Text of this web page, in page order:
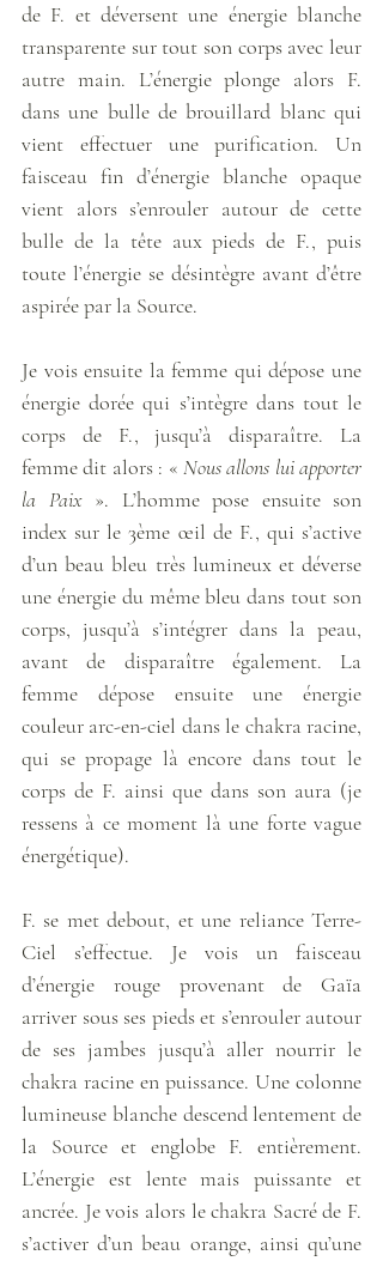
de F. et déversent une énergie blanche
transparente sur tout son corps avec leur
autre main. L’énergie plonge alors F.
dans une bulle de brouillard blanc qui
vient effectuer une purification. Un
faisceau fin d’énergie blanche opaque
vient alors s’enrouler autour de cette
bulle de la tête aux pieds de F., puis
toute l’énergie se désintègre avant d’être
aspirée par la Source.
Je vois ensuite la femme qui dépose une
énergie dorée qui s’intègre dans tout le
corps de F., jusqu’à disparaître. La
femme dit alors : « Nous allons lui apporter
la Paix ». L’homme pose ensuite son
index sur le 3ème œil de F., qui s’active
d’un beau bleu très lumineux et déverse
une énergie du même bleu dans tout son
corps, jusqu’à s’intégrer dans la peau,
avant de disparaître également. La
femme dépose ensuite une énergie
couleur arc-en-ciel dans le chakra racine,
qui se propage là encore dans tout le
corps de F. ainsi que dans son aura (je
ressens à ce moment là une forte vague
énergétique).
F. se met debout, et une reliance Terre-
Ciel s’effectue. Je vois un faisceau
d’énergie rouge provenant de Gaïa
arriver sous ses pieds et s’enrouler autour
de ses jambes jusqu’à aller nourrir le
chakra racine en puissance. Une colonne
lumineuse blanche descend lentement de
la Source et englobe F. entièrement.
L’énergie est lente mais puissante et
ancrée. Je vois alors le chakra Sacré de F.
s’activer d’un beau orange, ainsi qu’une